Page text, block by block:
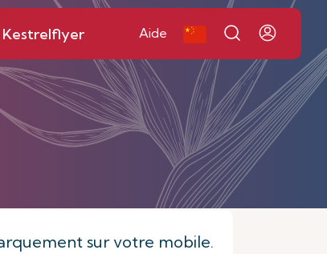
Kestrelflyer Aide
sur votre mobile.